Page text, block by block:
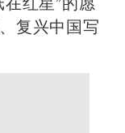
复兴中国写